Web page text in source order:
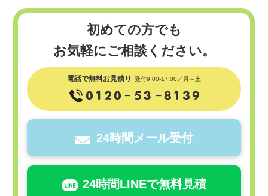
初めての方でも
お気軽にご相談ください。
電話で無料お見積り 受付9:00-17:00／月～土
24時間メール受付
24時間LINEで無料見積